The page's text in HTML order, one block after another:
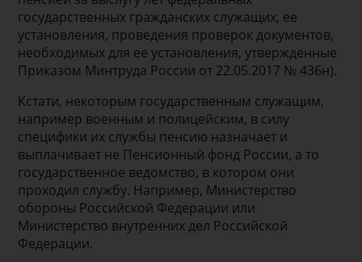
государственных гражданских служащих, ее
установления, проведения проверок документов,
необходимых для ее установления, утвержденные
Приказом Минтруда России от 22.05.2017 № 436н).
Кстати, некоторым государственным служащим,
например военным и полицейским, в силу
специфики их службы пенсию назначает и
выплачивает не Пенсионный фонд России, а то
государственное ведомство, в котором они
проходил службу. Например, Министерство
обороны Российской Федерации или
Министерство внутренних дел Российской
Федерации.